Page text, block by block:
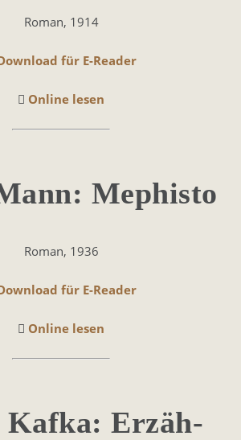
Roman, 1914
für E-Reader
Online lesen
Me­phis­to
Roman, 1936
für E-Reader
Online lesen
Kaf­ka: Er­zäh­